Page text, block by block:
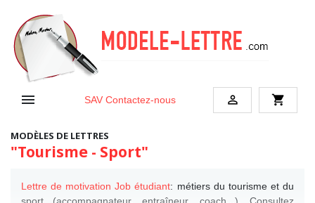
 SAV Contactez-nous  shopping_cart
MODÈLES DE LETTRES
"Tourisme - Sport"
Lettre de motivation Job étudiant: métiers du tourisme et du